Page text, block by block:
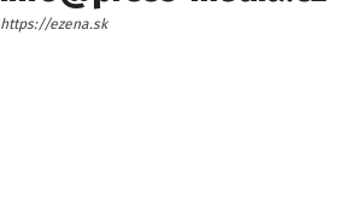
https://ezena.sk